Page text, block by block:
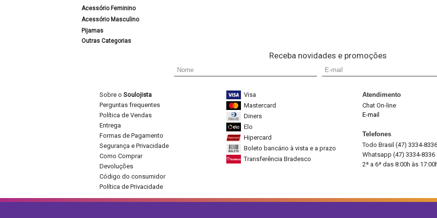
Acessório Feminino
Acessório Masculino
Pijamas
Outras Categorias
Receba novidades e promoções
Sobre o Soulojista
Perguntas frequentes
Política de Vendas
Entrega
Formas de Pagamento
Segurança e Privacidade
Como Comprar
Devoluções
Código do consumidor
Política de Privacidade
Visa
Mastercard
Diners
Elo
Hipercard
Boleto bancário à vista e a prazo
Transferência Bradesco
Atendimento
Chat On-line
E-mail
Telefones
Todo Brasil (47) 3334-8336
Whatsapp (47) 3334-8336
2ª a 6ª das 8:00h às